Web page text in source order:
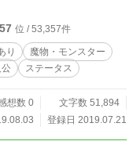
位 / 53,357件
り
魔物・モンスター
ステータス
想数 0
文字数 51,894
登録日 2019.07.21